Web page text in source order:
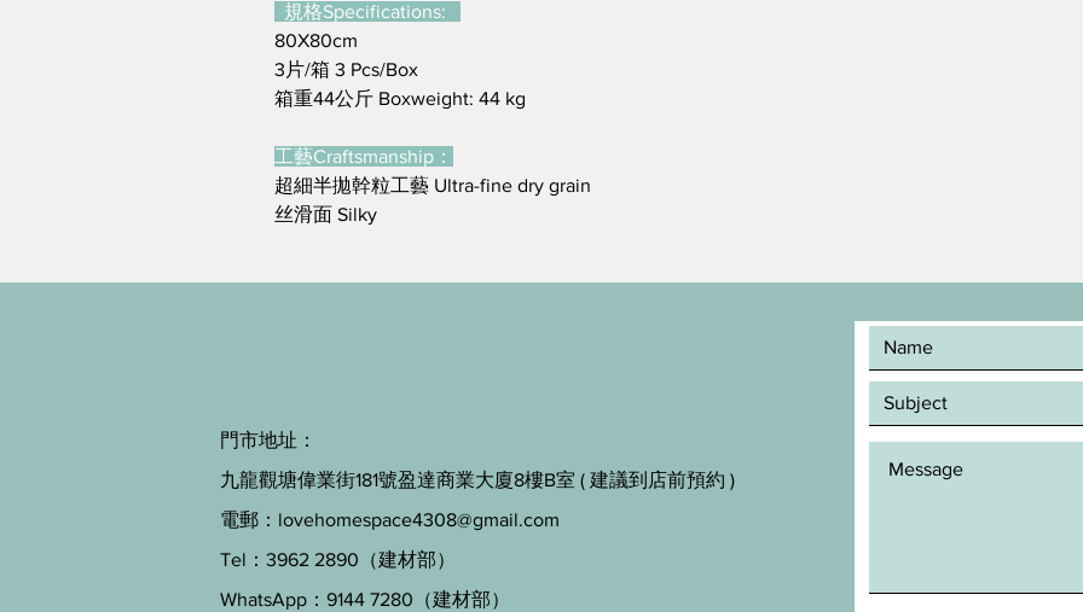
規格Specifications:
80X80cm
3片/箱 3 Pcs/Box
箱重44公斤 Boxweight: 44 kg
工藝Craftsmanship：
超細半拋幹粒工藝 Ultra-fine dry grain
丝滑面 Silky
門市地址：
九龍觀塘偉業街181號盈達商業大廈8樓B室 ( 建議到店前預約 )
電郵： lovehomespace4308@gmail.com
Tel：3962 2890（建材部）
WhatsApp：9144 7280（建材部）